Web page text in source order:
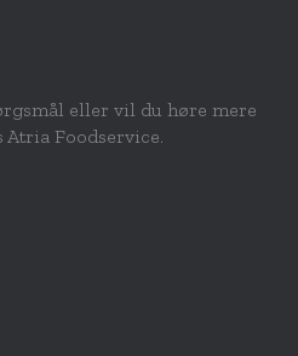
eller vil du høre mere
Foodservice.